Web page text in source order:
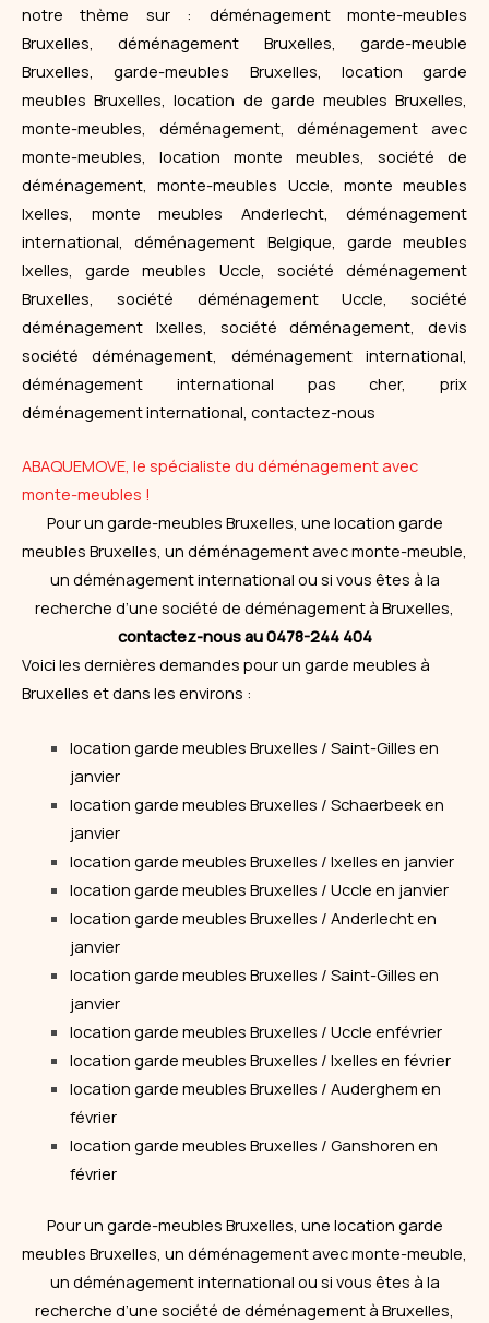
notre thème sur : déménagement monte-meubles
Bruxelles, déménagement Bruxelles, garde-meuble
Bruxelles, garde-meubles Bruxelles, location garde
meubles Bruxelles, location de garde meubles Bruxelles,
monte-meubles, déménagement, déménagement avec
monte-meubles, location monte meubles, société de
déménagement, monte-meubles Uccle, monte meubles
Ixelles, monte meubles Anderlecht, déménagement
international, déménagement Belgique, garde meubles
Ixelles, garde meubles Uccle, société déménagement
Bruxelles, société déménagement Uccle, société
déménagement Ixelles, société déménagement, devis
société déménagement, déménagement international,
déménagement international pas cher, prix
déménagement international, contactez-nous
ABAQUEMOVE, le spécialiste du déménagement avec
monte-meubles !
Pour un garde-meubles Bruxelles, une location garde
meubles Bruxelles, un déménagement avec monte-meuble,
un déménagementinternational ou si vous êtes à la
recherche d’une société de déménagement à Bruxelles,
contactez-nous au 0478-244 404
Voici les dernières demandes pour un garde meubles à
Bruxelles et dans les environs :
location garde meubles Bruxelles / Saint-Gilles en
janvier
location garde meubles Bruxelles / Schaerbeek en
janvier
location garde meubles Bruxelles / Ixelles en janvier
location garde meubles Bruxelles / Uccle en janvier
location garde meubles Bruxelles / Anderlecht en
janvier
location garde meubles Bruxelles / Saint-Gilles en
janvier
location garde meubles Bruxelles / Uccle enfévrier
location garde meubles Bruxelles / Ixelles en février
location garde meubles Bruxelles / Auderghem en
février
location garde meubles Bruxelles / Ganshoren en
février
Pour un garde-meubles Bruxelles, une location garde
meubles Bruxelles, un déménagement avec monte-meuble,
un déménagement international ou si vous êtes à la
recherche d’une société de déménagement à Bruxelles,